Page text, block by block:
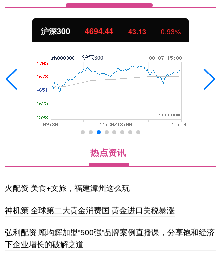
沪深300 4694.44 43.13 0.93%
热点资讯
火配资 美食+文旅，福建漳州这么玩
神机策 全球第二大黄金消费国 黄金进口关税暴涨
弘利配资 顾均辉加盟“500强”品牌案例直播课，分享饱和经济
下企业增长的破解之道